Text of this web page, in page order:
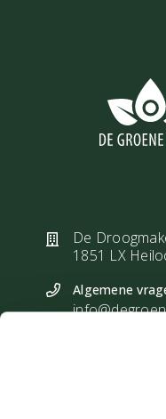
De
1851 LX
Algemene